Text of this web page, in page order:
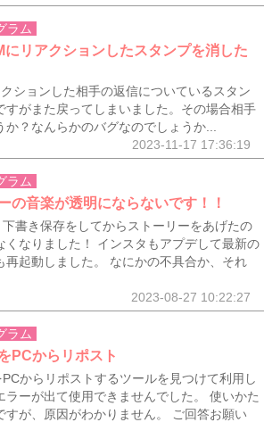
ラム
にリアクションしたスタンプを消した
ションした相手の返信についているスタン
すがまた戻ってしまいました。その場合相手
？なんらかのバグなのでしょうか...
2023-11-17 17:36:19
ラム
の音楽が透明にならないです！！
書き保存をしてからストーリーをあげたの
くなりました！ インスタもアプデして最新の
再起動しました。 なにかの不具合か、それ
2023-08-27 10:22:27
ラム
PCからリポスト
からリポストするツールを見つけて利用し
ラーが出て使用できませんでした。 使いかた
すが、原因がわかりません。 ご回答お願い